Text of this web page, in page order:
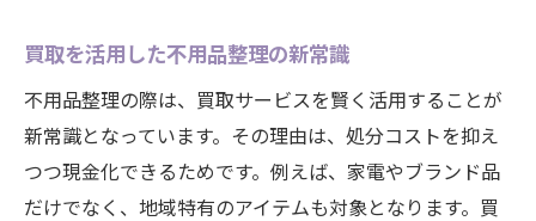
忙しい方こそ活用したい買取サービス
買取業者選びで失敗しないポイント
LINEや電話で簡単に買取を依頼する方法
買取利用時に知っておきたい便利サービス
出張買取で愛知県大府市の暮らしが快適に
買取を活用した不用品整理の新常識
不用品整理の際は、買取サービスを賢く活用することが
新常識となっています。その理由は、処分コストを抑え
つつ現金化できるためです。例えば、家電やブランド品
だけでなく、地域特有のアイテムも対象となります。買